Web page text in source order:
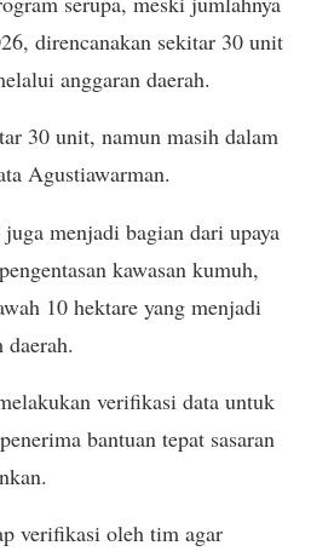
direncanakan sekitar 30 unit
anggaran daerah.
30 unit, namun masih dalam
Agustiawarman.
menjadi bagian dari upaya
kawasan kumuh,
10 hektare yang menjadi
daerah.
verifikasi data untuk
bantuan tepat sasaran
verifikasi oleh tim agar